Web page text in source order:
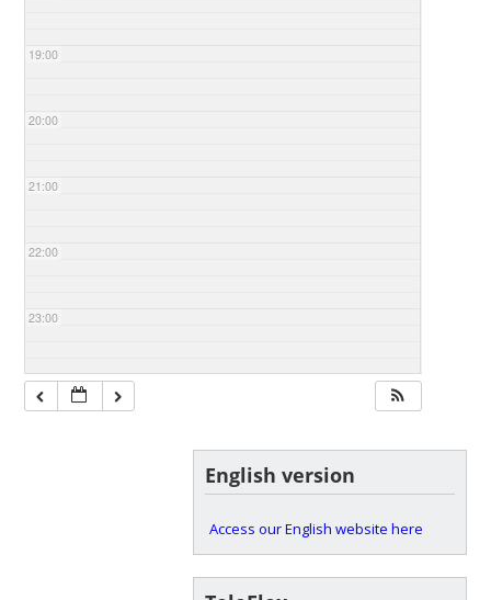
19:00
20:00
21:00
22:00
23:00
English version
Access our English website here